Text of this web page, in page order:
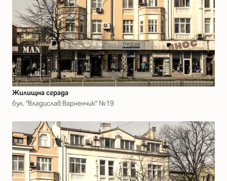
Жилищна сграда
бул. "Владислав Варненчик" №19